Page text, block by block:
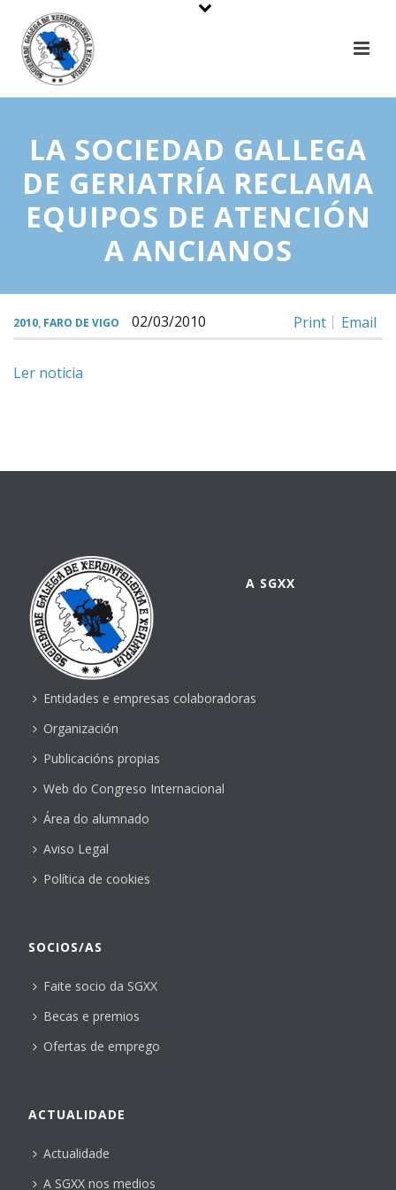
LA SOCIEDAD GALLEGA
DE GERIATRÍA RECLAMA
EQUIPOS DE ATENCIÓN
A ANCIANOS
Print Email
2010, FARO DE VIGO 02/03/2010
Ler noticia
A SGXX
Entidades e empresas colaboradoras
Organización
Publicacións propias
Web do Congreso Internacional
Área do alumnado
Aviso Legal
Política de cookies
SOCIOS/AS
Faite socio da SGXX
Becas e premios
Ofertas de emprego
ACTUALIDADE
Actualidade
A SGXX nos medios